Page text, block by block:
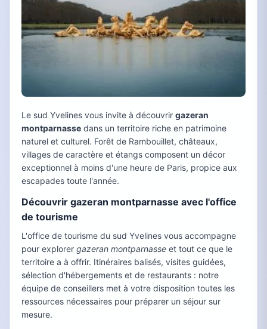
Le sud Yvelines vous invite à découvrir gazeran
montparnasse dans un territoire riche en patrimoine
naturel et culturel. Forêt de Rambouillet, châteaux,
villages de caractère et étangs composent un décor
exceptionnel à moins d'une heure de Paris, propice aux
escapades toute l'année.
Découvrir gazeran montparnasse avec l'office
de tourisme
L'office de tourisme du sud Yvelines vous accompagne
pour explorer gazeran montparnasse et tout ce que le
territoire a à offrir. Itinéraires balisés, visites guidées,
sélection d'hébergements et de restaurants : notre
équipe de conseillers met à votre disposition toutes les
ressources nécessaires pour préparer un séjour sur
mesure.